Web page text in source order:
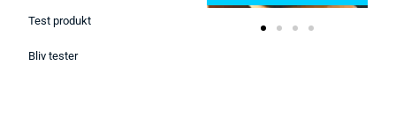
Test produkt
Bliv tester